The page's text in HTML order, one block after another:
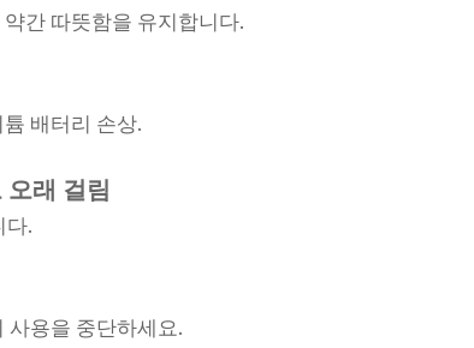
간 따뜻함을 유지합니다.
배터리 손상.
래 걸림
다.
사용을 중단하세요.